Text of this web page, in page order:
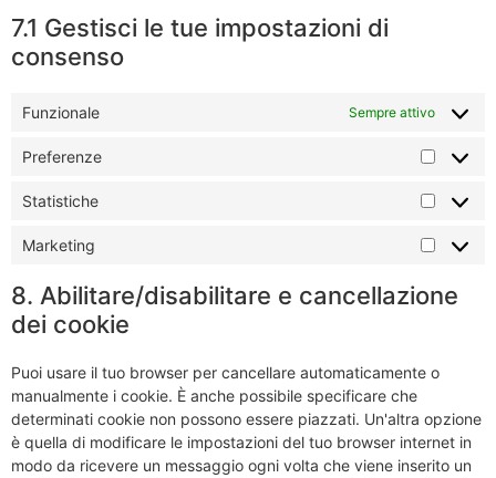
7.1 Gestisci le tue impostazioni di
consenso
Funzionale Sempre attivo
Preferenze
Statistiche
Marketing
8. Abilitare/disabilitare e cancellazione
dei cookie
Puoi usare il tuo browser per cancellare automaticamente o
manualmente i cookie. È anche possibile specificare che
determinati cookie non possono essere piazzati. Un'altra opzione
è quella di modificare le impostazioni del tuo browser internet in
modo da ricevere un messaggio ogni volta che viene inserito un